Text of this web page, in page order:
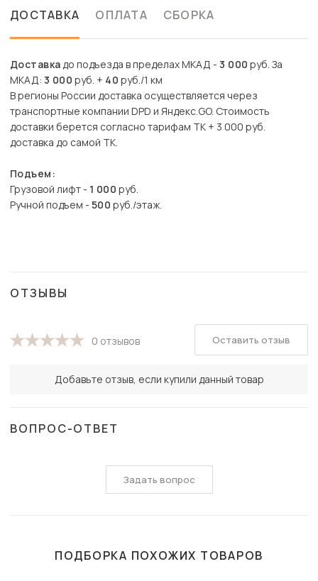
ДОСТАВКА ОПЛАТА СБОРКА
Доставкадо подъезда в пределах МКАД -3 000 руб. За
МКАД: 3 000 руб. + 40 руб./1 км
В регионы России доставка осуществляется через
транспортные компании DPD и Яндекс.GO. Стоимость
доставки берется согласно тарифам ТК + 3 000 руб.
доставка до самой ТК.
Подъем:
Грузовой лифт - 1 000 руб.
Ручной подъем - 500 руб./этаж.
ОТЗЫВЫ
0 отзывов
Добавьте отзыв, если купили данный товар
Оставить отзыв
ВОПРОС-ОТВЕТ
Задать вопрос
ПОДБОРКА ПОХОЖИХ ТОВАРОВ